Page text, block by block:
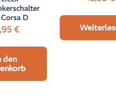
D
€
den